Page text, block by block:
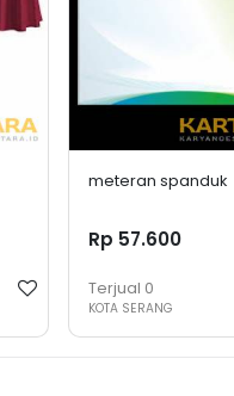
meteran spanduk
Rp 57.600
Terjual 0
KOTA SERANG